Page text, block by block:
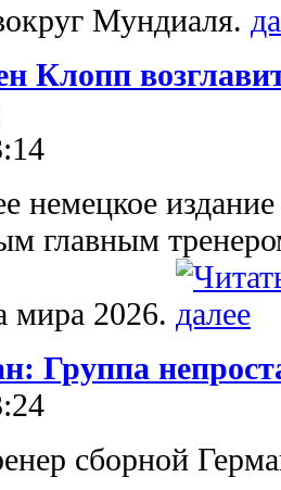
Мундиаля.
Клопп
немецкое
главным
мира 2026.
Группа
сборной